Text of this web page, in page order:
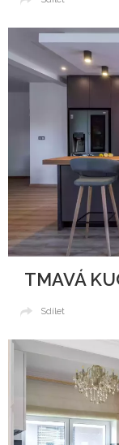
TMAVÁ
Sdílet